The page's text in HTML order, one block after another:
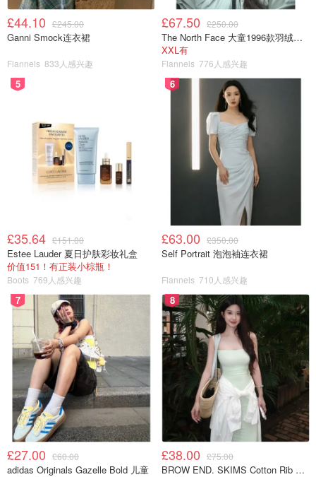
£44.10 £245.00
Ganni Smock连衣裙
Flannels 833人感兴趣
£67.50 £250.00
The North Face 大童1996款羽绒夹克
XXL有
Flannels 776人感兴趣
5
£35.64 £151.00
Estee Lauder 夏日护肤彩妆礼盒
价值151！有正装小棕瓶！
Boots 769人感兴趣
6
£63.00 £350.00
Self Portrait 泡泡袖连衣裙
Flannels 710人感兴趣
7
£27.00 £60.00
adidas Originals Gazelle Bold 儿童
8
£38.00 £75.00
BROW END. SKIMS Cotton Rib 长款背心连衣裙 薄荷绿